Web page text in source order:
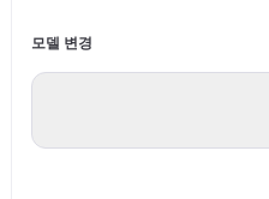
모델 변경